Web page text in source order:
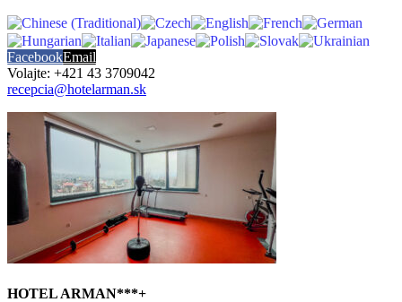
FacebookEmail
Volajte: +421 43 3709042
recepcia@hotelarman.sk
HOTEL ARMAN***+